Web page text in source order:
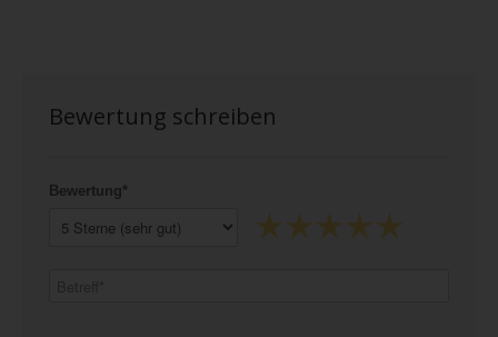
Bewertung schreiben
Bewertung*